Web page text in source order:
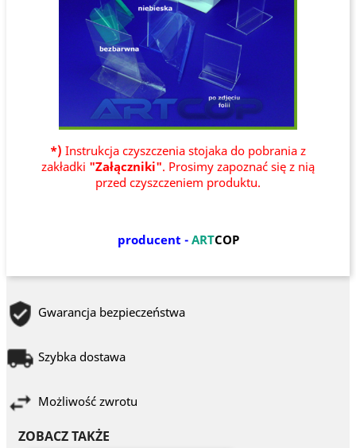
*) Instrukcja czyszczenia stojaka do pobrania z
zakładki "Załączniki". Prosimy zapoznać się z nią
przed czyszczeniem produktu.
producent - ARTCOP
Gwarancja bezpieczeństwa
Szybka dostawa
Możliwość zwrotu
ZOBACZ TAKŻE